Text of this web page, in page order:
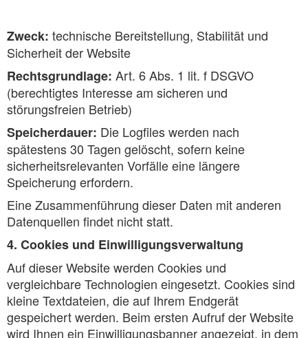
Zweck: technische Bereitstellung, Stabilität und
Sicherheit der Website
Rechtsgrundlage: Art. 6 Abs. 1 lit. f DSGVO
(berechtigtes Interesse am sicheren und
störungsfreien Betrieb)
Speicherdauer: Die Logfiles werden nach
spätestens 30 Tagen gelöscht, sofern keine
sicherheitsrelevanten Vorfälle eine längere
Speicherung erfordern.
Eine Zusammenführung dieser Daten mit anderen
Datenquellen findet nicht statt.
4. Cookies und Einwilligungsverwaltung
Auf dieser Website werden Cookies und
vergleichbare Technologien eingesetzt. Cookies sind
kleine Textdateien, die auf Ihrem Endgerät
gespeichert werden. Beim ersten Aufruf der Website
wird Ihnen ein Einwilligungsbanner angezeigt, in dem